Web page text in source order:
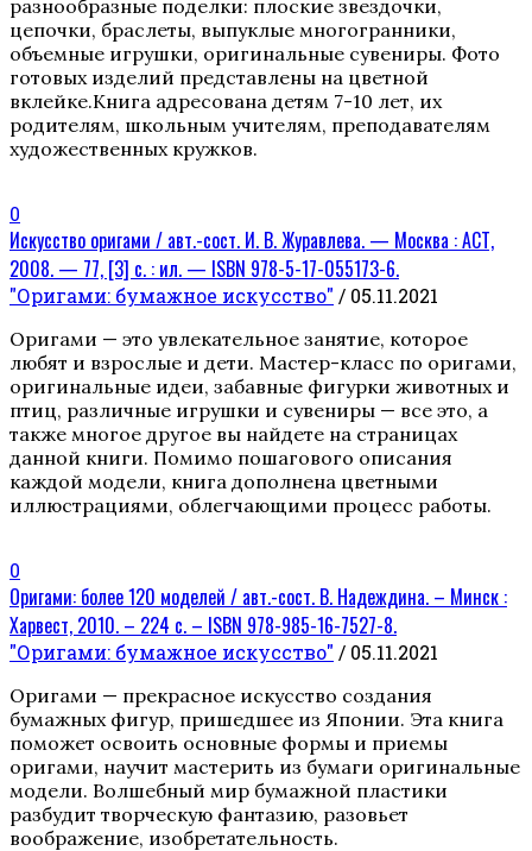
разнообразные поделки: плоские звездочки,
цепочки, браслеты, выпуклые многогранники,
объемные игрушки, оригинальные сувениры. Фото
готовых изделий представлены на цветной
вклейке.Книга адресована детям 7-10 лет, их
родителям, школьным учителям, преподавателям
художественных кружков.
0
Искусство оригами / авт.-сост. И. В. Журавлева. — Москва : АСТ,
2008. — 77, [3] с. : ил. — ISBN 978-5-17-055173-6.
"Оригами: бумажное искусство" / 05.11.2021
Оригами — это увлекательное занятие, которое
любят и взрослые и дети. Мастер-класс по оригами,
оригинальные идеи, забавные фигурки животных и
птиц, различные игрушки и сувениры — все это, а
также многое другое вы найдете на страницах
данной книги. Помимо пошагового описания
каждой модели, книга дополнена цветными
иллюстрациями, облегчающими процесс работы.
0
Оригами: более 120 моделей / авт.-сост. В. Надеждина. – Минск :
Харвест, 2010. – 224 с. – ISBN 978-985-16-7527-8.
"Оригами: бумажное искусство" / 05.11.2021
Оригами — прекрасное искусство создания
бумажных фигур, пришедшее из Японии. Эта книга
поможет освоить основные формы и приемы
оригами, научит мастерить из бумаги оригинальные
модели. Волшебный мир бумажной пластики
разбудит творческую фантазию, разовьет
воображение, изобретательность.